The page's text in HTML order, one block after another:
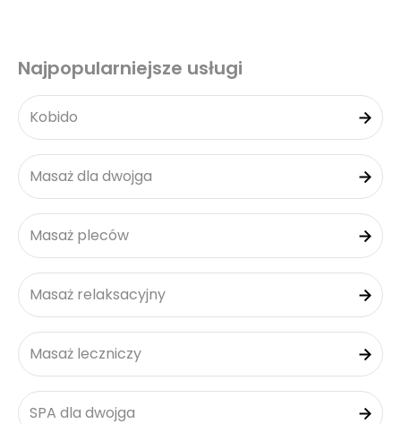
Najpopularniejsze usługi
Kobido
Masaż dla dwojga
Masaż pleców
Masaż relaksacyjny
Masaż leczniczy
SPA dla dwojga